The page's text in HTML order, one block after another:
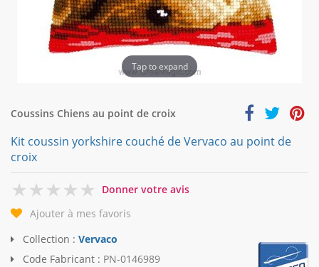
Tap to expand
Coussins Chiens au point de croix
Kit coussin yorkshire couché de Vervaco au point de
croix
0
Donner votre avis
Ajouter à mes favoris
Collection : Vervaco
Code Fabricant : PN-0146989